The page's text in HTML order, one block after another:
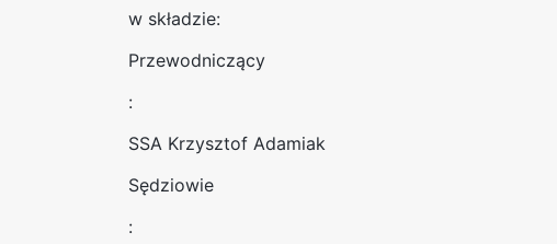
w składzie:
Przewodniczący
:
SSA Krzysztof Adamiak
Sędziowie
: